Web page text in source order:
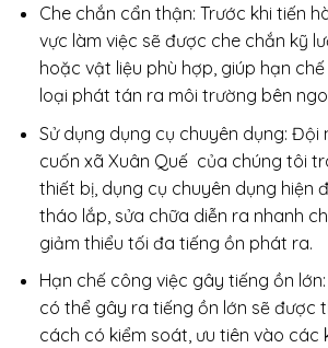
Che chắn cẩn thận: Trước khi tiến
vực làm việc sẽ được che chắn kỹ
hoặc vật liệu phù hợp, giúp hạn
loại phát tán ra môi trường bên
Sử dụng dụng cụ chuyên dụng: Đội
cuốn xã Xuân Quế của chúng tôi
thiết bị, dụng cụ chuyên dụng hiện
tháo lắp, sửa chữa diễn ra nhanh
giảm thiểu tối đa tiếng ồn phát ra.
Hạn chế công việc gây tiếng ồn
có thể gây ra tiếng ồn lớn sẽ được
cách có kiểm soát, ưu tiên vào các